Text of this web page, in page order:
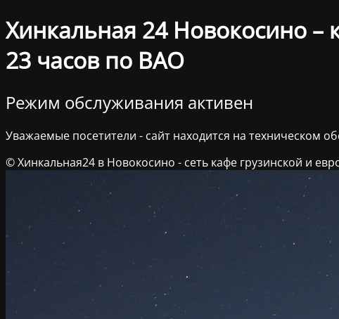
Хинкальная 24 Новокосино –
23 часов по ВАО
Режим обслуживания активен
Уважаемые посетители - сайт находится на техническом
© Хинкальная24 в Новокосино - сеть кафе грузинской и